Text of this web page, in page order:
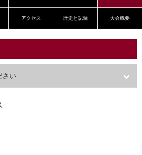
アクセス 歴史と記録 大会概要
さい